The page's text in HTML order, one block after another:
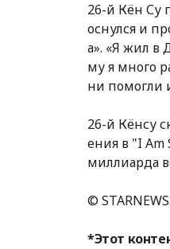
26-й Кён Су
оснулся и
а». «Я жил в
му я много
ни помогли
26-й Кёнсу
ения в "I Am
миллиарда
©
*Этот